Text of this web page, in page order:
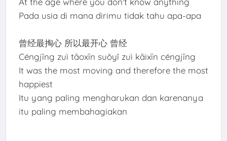
Pada usia di mana dirimu tidak tahu apa-apa
曾经最掏心 所以最开心 曾经
Céngjīng zuì tāoxīn suǒyǐ zuì kāixīn céngjīng
It was the most moving and therefore the most
happiest
Itu yang paling mengharukan dan karenanya
itu paling membahagiakan